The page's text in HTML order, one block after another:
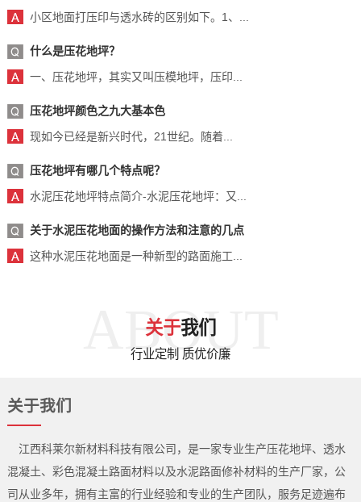
小区地面打压印与透水砖的区别如下。1、...
什么是压花地坪？
一、压花地坪，其实又叫压模地坪，压印...
压花地坪颜色之九大基本色
现如今已经是新兴时代，21世纪。随着...
压花地坪有哪几个特点呢？
水泥压花地坪特点简介-水泥压花地坪：又...
关于水泥压花地面的操作方法和注意的几点
这种水泥压花地面是一种新型的路面施工...
ABOUT
关于我们
行业定制 质优价廉
关于我们
江西科莱尔新材料科技有限公司，是一家专业生产压花地坪、透水
混凝土、彩色混凝土路面材料以及水泥路面修补材料的生产厂家，公
司从业多年，拥有主富的行业经验和专业的生产团队，服务足迹遍布